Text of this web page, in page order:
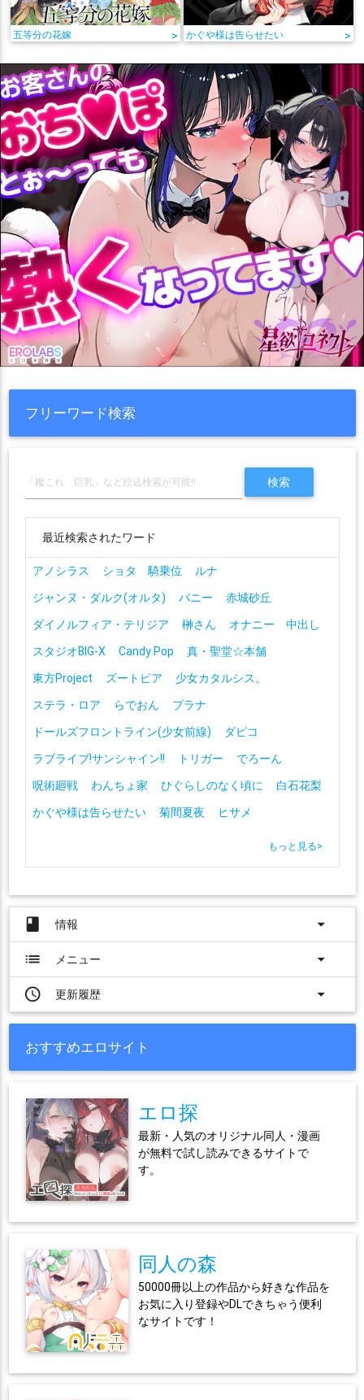
五等分の花嫁 > かぐや様は告らせたい >
フリーワード検索
最近検索されたワード
アノシラス ショタ 騎乗位
ルナ
ジャンヌ・ダルク(オルタ)
バニー
赤城砂丘
ダイノルフィア・テリジア
榊さん
オナニー 中出し
スタジオBIG-X
Candy Pop
真・聖堂☆本舗
東方Project
ズートピア
少女カタルシス。
ステラ・ロア
らでおん
プラナ
ドールズフロントライン(少女前線)
ダピコ
ラブライブ!サンシャイン!!
トリガー
でろーん
呪術廻戦
わんちょ家 ひぐらしのなく頃に
白石花梨
かぐや様は告らせたい
菊間夏夜 ヒサメ
もっと見る>
book 情報
arrow_drop_down
list
メニュー
arrow_drop_down
access_time
更新履歴 arrow_drop_down
おすすめエロサイト
エロ探
最新・人気のオリジナル同人・漫画
が無料で試し読みできるサイトで
す。
同人の森
50000冊以上の作品から好きな作品を
お気に入り登録やDLできちゃう便利
なサイトです！